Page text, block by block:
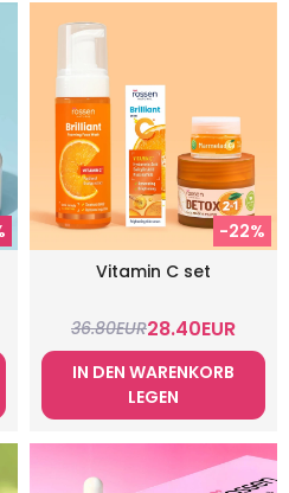
-22%
Vitamin C set
36.80EUR28.40EUR
IN DEN WARENKORB
LEGEN